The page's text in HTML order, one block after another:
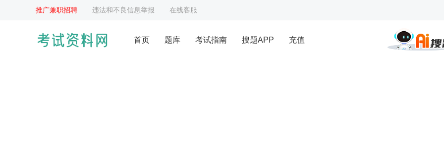
推广兼职招聘 违法和不良信息举报 在线客服
首页 题库 考试指南 搜题APP 充值